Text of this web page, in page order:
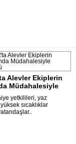
Alevler Ekiplerin
Müdahalesiyle
yetkilileri, yaz
sıcaklıklar